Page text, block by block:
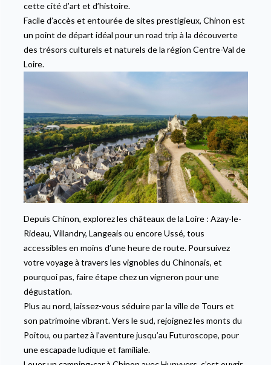
cette cité d’art et d’histoire.
Facile d’accès et entourée de sites prestigieux, Chinon est
un point de départ idéal pour un road trip à la découverte
des trésors culturels et naturels de la région Centre-Val de
Loire.
Depuis Chinon, explorez les châteaux de la Loire : Azay-le-
Rideau, Villandry, Langeais ou encore Ussé, tous
accessibles en moins d’une heure de route. Poursuivez
votre voyage à travers les vignobles du Chinonais, et
pourquoi pas, faire étape chez un vigneron pour une
dégustation.
Plus au nord, laissez-vous séduire par la ville de Tours et
son patrimoine vibrant. Vers le sud, rejoignez les monts du
Poitou, ou partez à l’aventure jusqu’au Futuroscope, pour
une escapade ludique et familiale.